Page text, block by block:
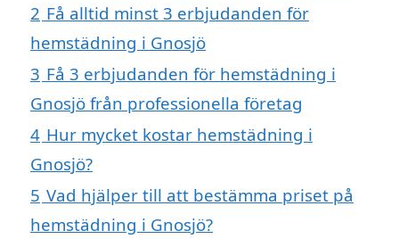
2 Få alltid minst 3 erbjudanden för
hemstädning i Gnosjö
3 Få 3 erbjudanden för hemstädning i
Gnosjö från professionella företag
4 Hur mycket kostar hemstädning i
Gnosjö?
5 Vad hjälper till att bestämma priset på
hemstädning i Gnosjö?